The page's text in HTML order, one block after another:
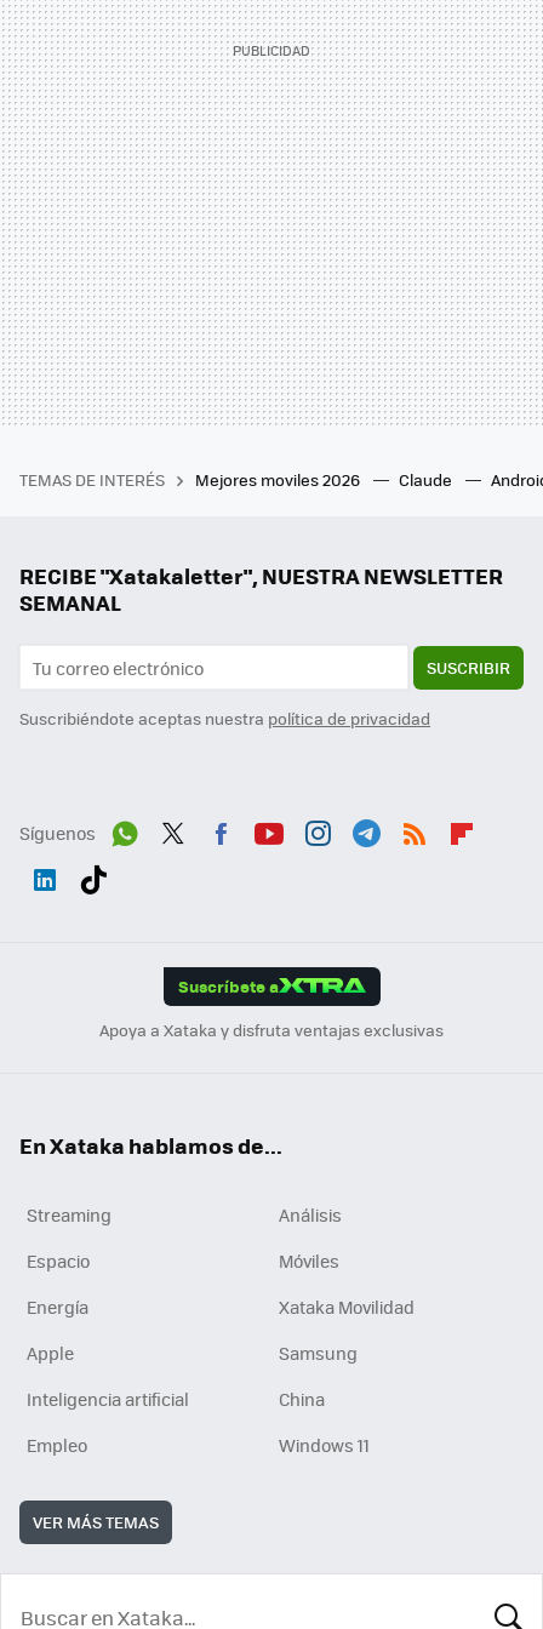
TEMAS DE INTERÉS Mejores moviles 2026 Claude
RECIBE "Xatakaletter", NUESTRA NEWSLETTER
SEMANAL
SUSCRIBIR
Suscribiéndote aceptas nuestra política de privacidad
Síguenos
Suscríbete a
Apoya a Xataka y disfruta ventajas exclusivas
En Xataka hablamos de...
Streaming
Análisis
Espacio
Móviles
Energía
Xataka Movilidad
Apple
Samsung
Inteligencia artificial
China
Empleo
Windows 11
VER MÁS TEMAS